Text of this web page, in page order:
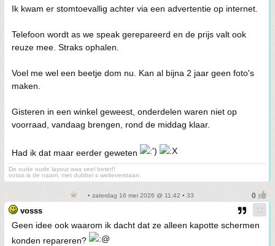
Ik kwam er stomtoevallig achter via een advertentie op internet.
Telefoon wordt as we speak gerepareerd en de prijs valt ook
reuze mee. Straks ophalen.
Voel me wel een beetje dom nu. Kan al bijna 2 jaar geen foto's
maken.
Gisteren in een winkel geweest, onderdelen waren niet op
voorraad, vandaag brengen, rond de middag klaar.
Had ik dat maar eerder geweten
De oude oude layout was veel beter!!
vosss is de naam, met dubbel s welteverstaan.
• zaterdag 16 mei 2026 @ 11:42 • 33
vosss
Geen idee ook waarom ik dacht dat ze alleen kapotte schermen
konden repareren?